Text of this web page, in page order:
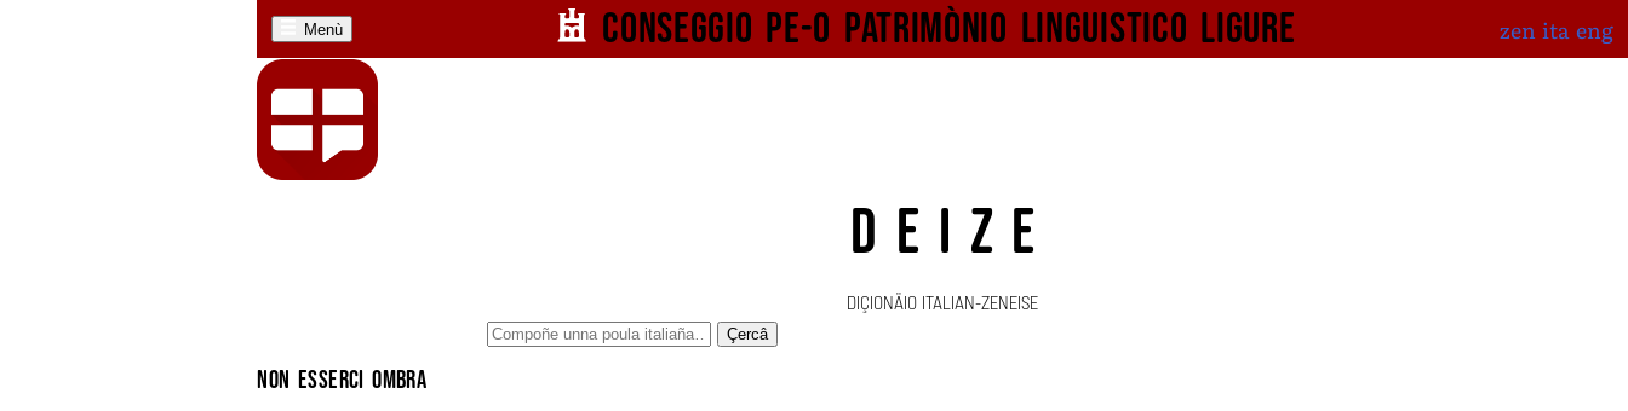
Menù Conseggio pe-o patrimònio linguistico ligure zen ita eng
DEIZE
DIÇIONÄIO ITALIAN-ZENEISE
Çercâ
non esserci ombra